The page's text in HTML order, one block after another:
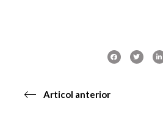
Articol anterior